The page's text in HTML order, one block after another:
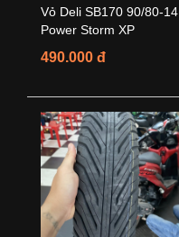
Vỏ Deli SB170 90/80-14
Power Storm XP
490.000 đ